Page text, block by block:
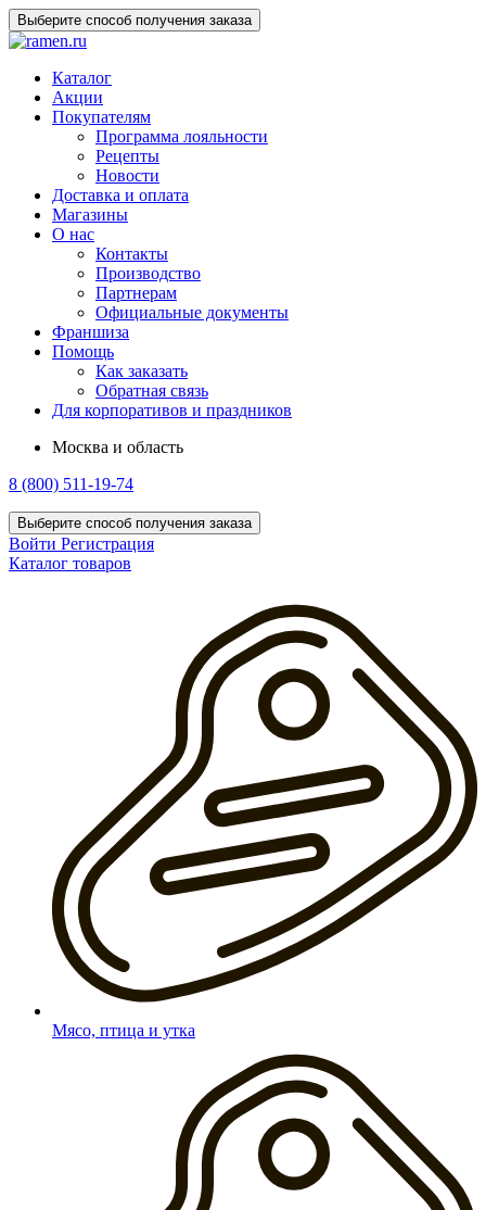
Выберите способ получения заказа
Каталог
Акции
Покупателям
Программа лояльности
Рецепты
Новости
Доставка и оплата
Магазины
О нас
Контакты
Производство
Партнерам
Официальные документы
Франшиза
Помощь
Как заказать
Обратная связь
Для корпоративов и праздников
Москва и область
8 (800) 511-19-74
Выберите способ получения заказа
Войти Регистрация
Каталог товаров
Мясо, птица и утка